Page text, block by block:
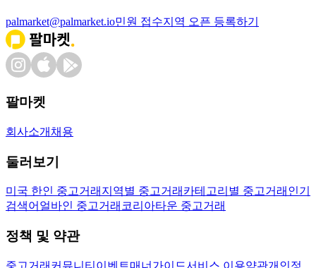
palmarket@palmarket.io민원 접수지역 오픈 등록하기
팔마켓
회사소개 채용
둘러보기
미국 한인 중고거래 지역별 중고거래 카테고리별 중고거래 인기
검색어 얼바인 중고거래 코리아타운 중고거래
정책 및 약관
중고거래 커뮤니티 이벤트매너가이드서비스 이용약관개인정